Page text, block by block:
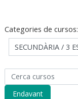
Categories de cursos:
Cerca cursos
Endavant